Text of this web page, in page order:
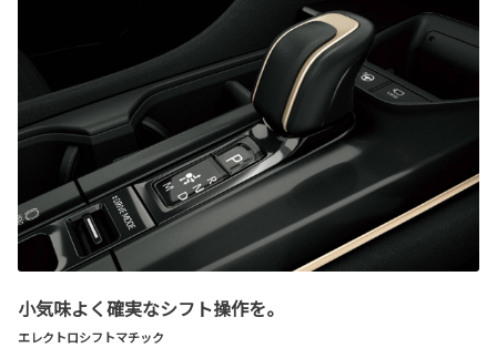
小気味よく確実なシフト操作を。
エレクトロシフトマチック